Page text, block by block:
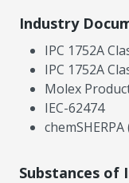
Industry
IPC 1752A
IPC 1752A
Molex
IEC-62474
chemSHERPA
Substances of